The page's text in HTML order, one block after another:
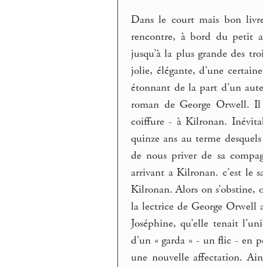
Dans le court mais bon
rencontre, à bord du petit
jusqu’à la plus grande des
jolie, élégante, d’une
étonnant de la part d’un
roman de George Orwell.
coiffure - à Kilronan.
quinze ans au terme
de nous priver de sa
arrivant a Kilronan. c’est le
Kilronan. Alors on
la lectrice de George Orwell
Joséphine, qu’elle tenait
d’un « garda » - un flic - en
une nouvelle affectation.